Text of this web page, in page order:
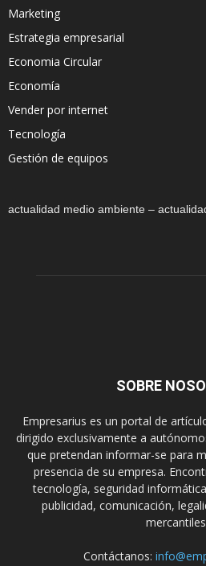
Marketing
Estrategia empresarial
Economia Circular
Economía
Vender por internet
Tecnología
Gestión de equipos
actualidad medio ambiente –
SOBRE
Empresarius es un portal de
dirigido exclusivamente a
que pretendan informar-se para
presencia de su empresa.
tecnología, seguridad
publicidad, comunicación,
Contáctanos: